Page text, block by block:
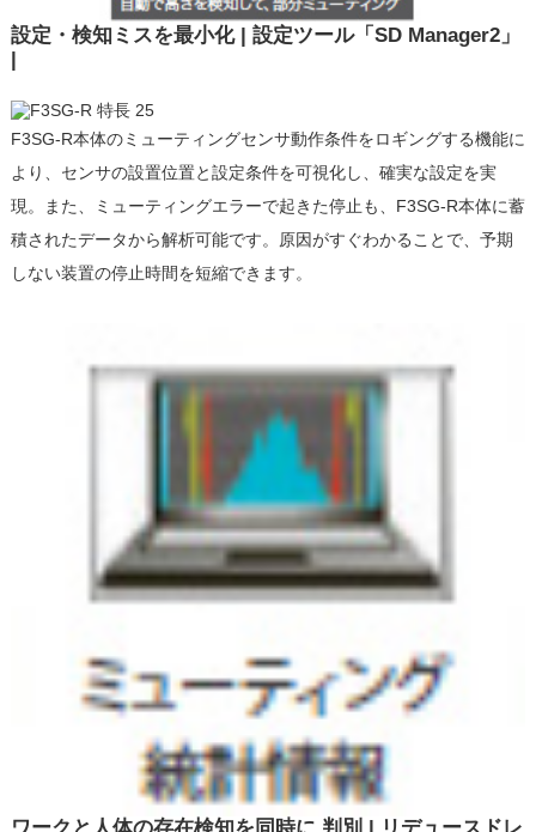
設定・検知ミスを最小化 | 設定ツール「SD Manager2」
F3SG-R本体のミューティングセンサ動作条件をロギングする機能に
より、センサの設置位置と設定条件を可視化し、確実な設定を実
現。また、ミューティングエラーで起きた停止も、F3SG-R本体に蓄
積されたデータから解析可能です。原因がすぐわかることで、予期
しない装置の停止時間を短縮できます。